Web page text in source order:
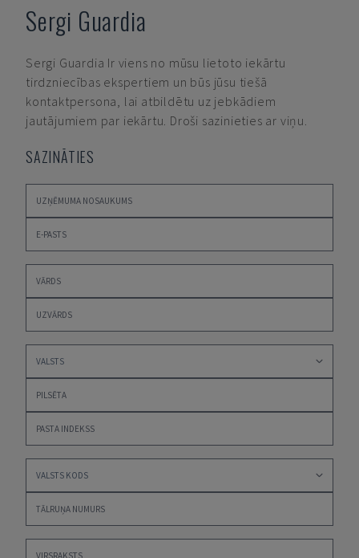
Sergi Guardia
Sergi Guardia Ir viens no mūsu lietoto iekārtu
tirdzniecības ekspertiem un būs jūsu tiešā
kontaktpersona, lai atbildētu uz jebkādiem
jautājumiem par iekārtu. Droši sazinieties ar viņu.
SAZINĀTIES